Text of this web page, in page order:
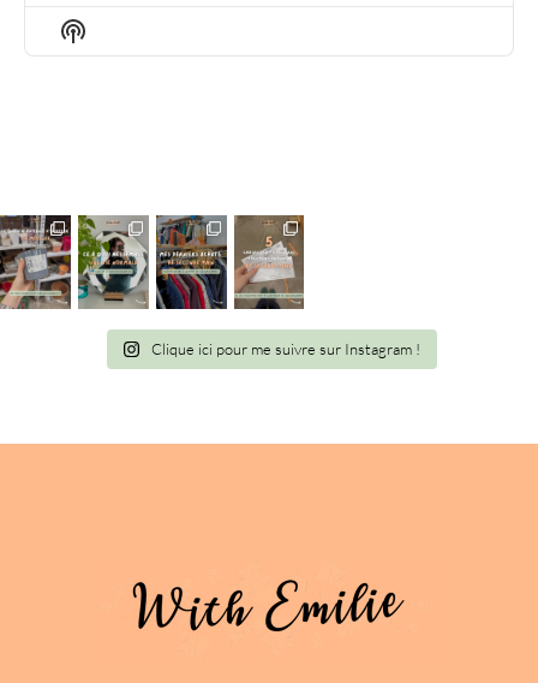
Show
Podcast
Clique ici pour me suivre sur Instagram !